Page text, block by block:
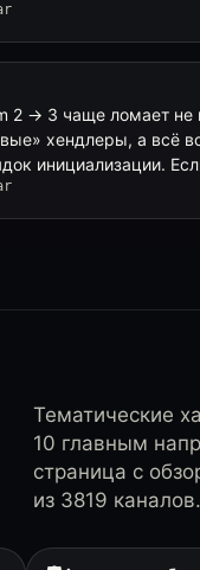
2 → 3 чаще ломает не
хендлеры, а всё
инициализации.
Тематические
10 главным
страница с
из 3819 каналов.